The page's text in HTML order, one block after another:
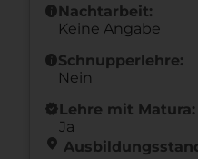
infoNachtarbeit:
Keine Angabe
infoSchnupperlehre:
Nein
new_releasesLehre mit Matura:
Ja
location_on